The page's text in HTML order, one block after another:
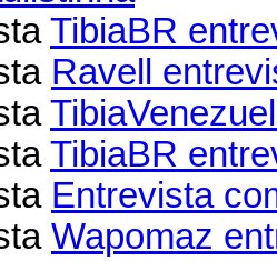
TibiaBR
Ravell
TibiaBR
Entrevista
Wapomaz